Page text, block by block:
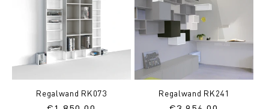
Regalwand RK073 Regalwand RK241